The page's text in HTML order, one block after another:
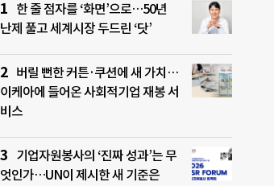
한 줄 점자를 ‘화면’으로…50년
난제 풀고 세계시장 두드린 ‘닷’
버릴 뻔한 커튼·쿠션에 새 가치…
이케아에 들어온 사회적기업 재봉 서
비스
기업자원봉사의 ‘진짜 성과’는 무
엇인가…UN이 제시한 새 기준은